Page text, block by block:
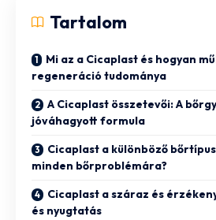
Tartalom
Mi az a Cicaplast és hogyan
regeneráció tudománya
A Cicaplast összetevői: A
jóváhagyott formula
Cicaplast a különböző
minden bőrproblémára?
Cicaplast a száraz és
és nyugtatás